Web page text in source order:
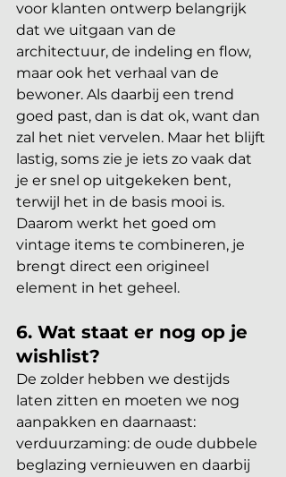
voor klanten ontwerp belangrijk
dat we uitgaan van de
architectuur, de indeling en flow,
maar ook het verhaal van de
bewoner. Als daarbij een trend
goed past, dan is dat ok, want dan
zal het niet vervelen. Maar het blijft
lastig, soms zie je iets zo vaak dat
je er snel op uitgekeken bent,
terwijl het in de basis mooi is.
Daarom werkt het goed om
vintage items te combineren, je
brengt direct een origineel
element in het geheel.
6. Wat staat er nog op je
wishlist?
De zolder hebben we destijds
laten zitten en moeten we nog
aanpakken en daarnaast:
verduurzaming: de oude dubbele
beglazing vernieuwen en daarbij